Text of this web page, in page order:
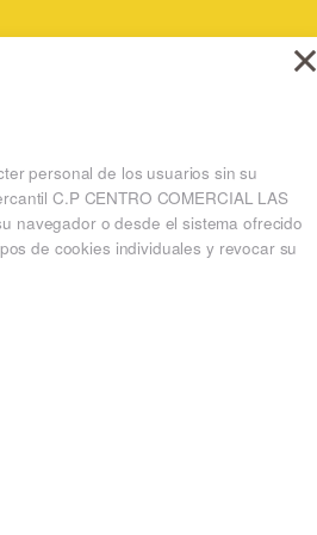
personal de los usuarios sin su
C.P CENTRO COMERCIAL LAS
navegador o desde el sistema ofrecido
de cookies individuales y revocar su